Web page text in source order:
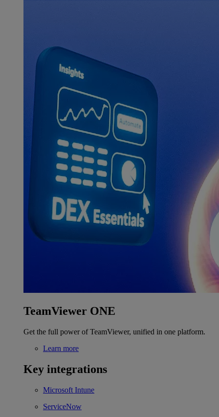
TeamViewer ONE
Get the full power of TeamViewer, unified in one platform.
Learn more
Key integrations
Microsoft Intune
ServiceNow